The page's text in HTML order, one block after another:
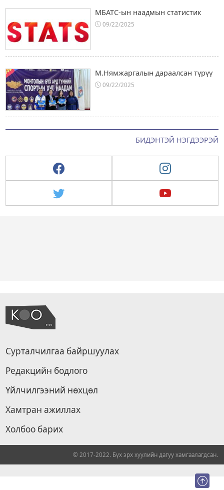
МБАТС-ын наадмын статистик
09/22/2025
М.Нямжаргалын дараалсан түрүү
09/22/2025
БИДЭНТЭЙ НЭГДЭЭРЭЙ
Сурталчилгаа байршуулах
Редакцийн бодлого
Үйлчилгээний нөхцөл
Хамтран ажиллах
Холбоо барих
© 2017-2022. Бүх эрх хуулийн дагуу хамгаалагдсан.